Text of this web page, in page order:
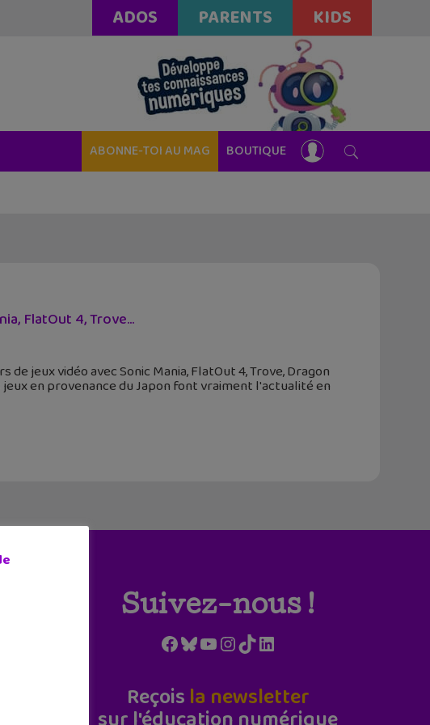
ADOS PARENTS KIDS
ABONNE-TOI AU MAG BOUTIQUE
FlatOut 4, Trove…
jeux vidéo avec Sonic Mania, FlatOut 4, Trove, Dragon
en provenance du Japon font vraiment l'actualité en
Suivez-nous !
Facebook
Bluesky
YouTube
Instagram
TikTokLinkedIn
Reçois la newsletter